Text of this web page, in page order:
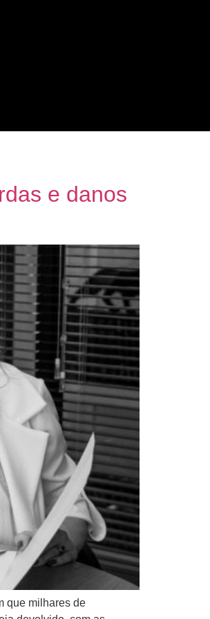
e danos
que milhares de